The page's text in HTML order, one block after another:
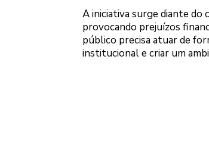
A iniciativa surge diante do
provocando prejuízos
público precisa atuar de
institucional e criar um